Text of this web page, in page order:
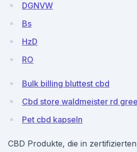
DGNVW
Bs
HzD
RO
Bulk billing bluttest cbd
Cbd store waldmeister rd
Pet cbd kapseln
CBD Produkte, die in